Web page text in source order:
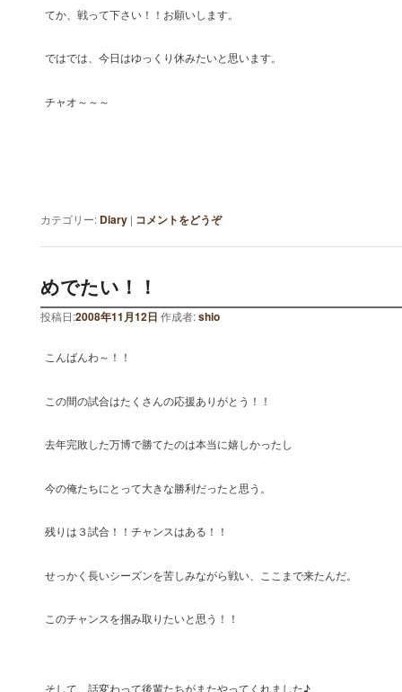
てか、戦って下さい！！お願いします。
ではでは、今日はゆっくり休みたいと思います。
チャオ～～～
カテゴリー: Diary | コメントをどうぞ
めでたい！！
投稿日:2008年11月12日 作成者:shio
こんばんわ～！！
この間の試合はたくさんの応援ありがとう！！
去年完敗した万博で勝てたのは本当に嬉しかったし
今の俺たちにとって大きな勝利だったと思う。
残りは３試合！！チャンスはある！！
せっかく長いシーズンを苦しみながら戦い、ここまで来たんだ。
このチャンスを掴み取りたいと思う！！
そして、話変わって後輩たちがまたやってくれました♪